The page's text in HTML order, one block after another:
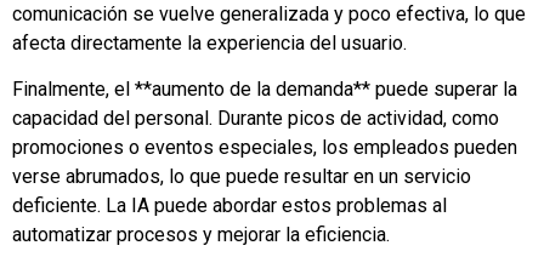
comunicación se vuelve generalizada y poco efectiva, lo que
afecta directamente la experiencia del usuario.
Finalmente, el **aumento de la demanda** puede superar la
capacidad del personal. Durante picos de actividad, como
promociones o eventos especiales, los empleados pueden
verse abrumados, lo que puede resultar en un servicio
deficiente. La IA puede abordar estos problemas al
automatizar procesos y mejorar la eficiencia.